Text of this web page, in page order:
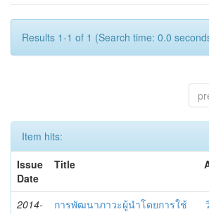
Results 1-1 of 1 (Search time: 0.0
Item hits:
Issue
Date
Title
2014-
การพัฒนาภาวะผู้นำโดยการใช้